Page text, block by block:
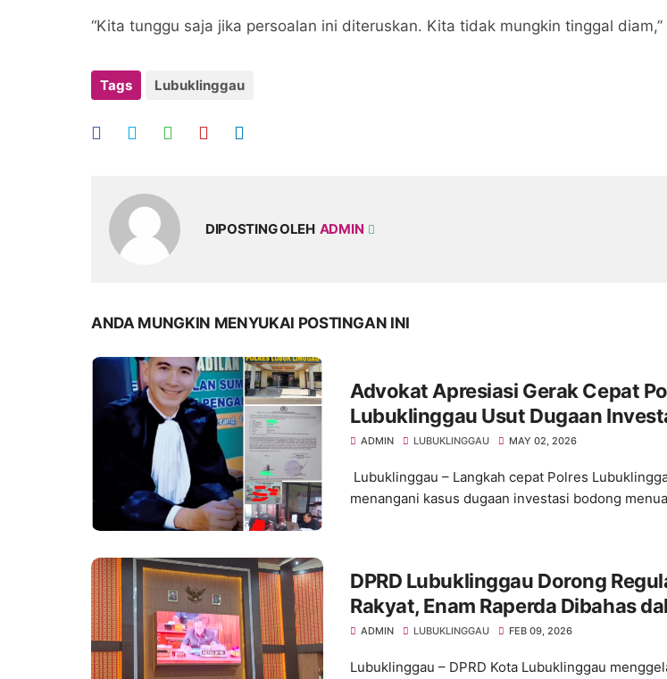
“Kita tunggu saja jika persoalan ini diteruskan. Kita tidak mungkin tinggal diam,”
Tags Lubuklinggau
DIPOSTING OLEH ADMIN
ANDA MUNGKIN MENYUKAI POSTINGAN INI
Advokat Apresiasi Gerak Cepat
Lubuklinggau Usut Dugaan
Bodong, Desak Pelaku Segera
ADMIN LUBUKLINGGAU MAY 02, 2026
Lubuklinggau – Langkah cepat Polres
menangani kasus dugaan investasi bodong
DPRD Lubuklinggau Dorong
Rakyat, Enam Raperda Dibahas
Paripurna Bersama Pemkot
ADMIN LUBUKLINGGAU FEB 09, 2026
Lubuklinggau – DPRD Kota Lubuklinggau